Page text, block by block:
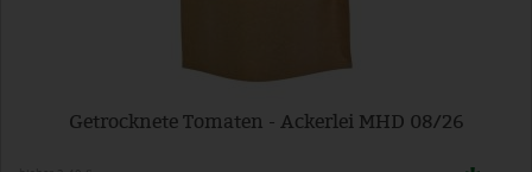
Getrocknete Tomaten - Ackerlei MHD 08/26